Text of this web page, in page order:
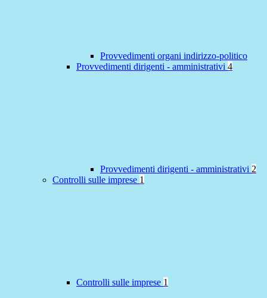
Provvedimenti organi indirizzo-politico
Provvedimenti dirigenti - amministrativi 4
Provvedimenti dirigenti - amministrativi 2
Controlli sulle imprese 1
Controlli sulle imprese 1